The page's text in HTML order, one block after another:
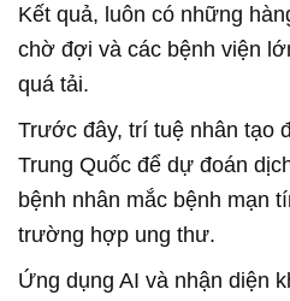
Kết quả, luôn có những
chờ đợi và các bệnh viện
quá tải.
Trước đây, trí tuệ nhân tạo
Trung Quốc để dự đoán
bệnh nhân mắc bệnh mạn
trường hợp ung thư.
Ứng dụng AI và nhận diện